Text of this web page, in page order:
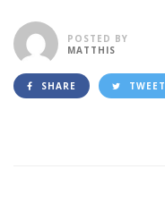
POSTED BY
MATTHIS
SHARE TWEET